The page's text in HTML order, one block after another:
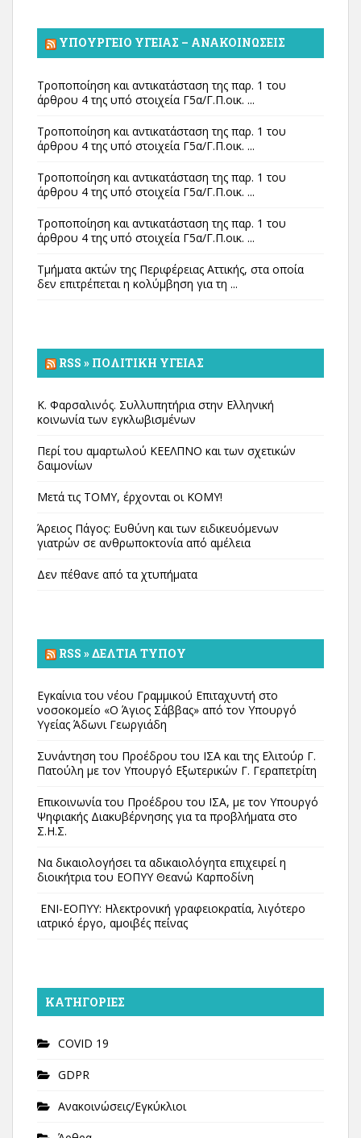
ΥΠΟΥΡΓΕΊΟ ΥΓΕΊΑΣ – ΑΝΑΚΟΙΝΏΣΕΙΣ
Τροποποίηση και αντικατάσταση της παρ. 1 του
άρθρου 4 της υπό στοιχεία Γ5α/Γ.Π.οικ. ...
Τροποποίηση και αντικατάσταση της παρ. 1 του
άρθρου 4 της υπό στοιχεία Γ5α/Γ.Π.οικ. ...
Τροποποίηση και αντικατάσταση της παρ. 1 του
άρθρου 4 της υπό στοιχεία Γ5α/Γ.Π.οικ. ...
Τροποποίηση και αντικατάσταση της παρ. 1 του
άρθρου 4 της υπό στοιχεία Γ5α/Γ.Π.οικ. ...
Τμήματα ακτών της Περιφέρειας Αττικής, στα οποία
δεν επιτρέπεται η κολύμβηση για τη ...
RSS » ΠΟΛΙΤΙΚΉ ΥΓΕΊΑΣ
Κ. Φαρσαλινός. Συλλυπητήρια στην Ελληνική
κοινωνία των εγκλωβισμένων
Περί του αμαρτωλού ΚΕΕΛΠΝΟ και των σχετικών
δαιμονίων
Μετά τις ΤΟΜΥ, έρχονται οι ΚΟΜΥ!
Άρειος Πάγος: Ευθύνη και των ειδικευόμενων
γιατρών σε ανθρωποκτονία από αμέλεια
Δεν πέθανε από τα χτυπήματα
RSS » ΔΕΛΤΊΑ ΤΎΠΟΥ
Εγκαίνια του νέου Γραμμικού Επιταχυντή στο
νοσοκομείο «Ο Άγιος Σάββας» από τον Υπουργό
Υγείας Άδωνι Γεωργιάδη
Συνάντηση του Προέδρου του ΙΣΑ και της Ελιτούρ Γ.
Πατούλη με τον Υπουργό Εξωτερικών Γ. Γεραπετρίτη
Επικοινωνία του Προέδρου του ΙΣΑ, με τον Υπουργό
Ψηφιακής Διακυβέρνησης για τα προβλήματα στο
Σ.Η.Σ.
Να δικαιολογήσει τα αδικαιολόγητα επιχειρεί η
διοικήτρια του ΕΟΠΥΥ Θεανώ Καρποδίνη
ΕΝΙ-ΕΟΠΥΥ: Ηλεκτρονική γραφειοκρατία, λιγότερο
ιατρικό έργο, αμοιβές πείνας
KΑΤΗΓΟΡΊΕΣ
COVID 19
GDPR
Ανακοινώσεις/Εγκύκλιοι